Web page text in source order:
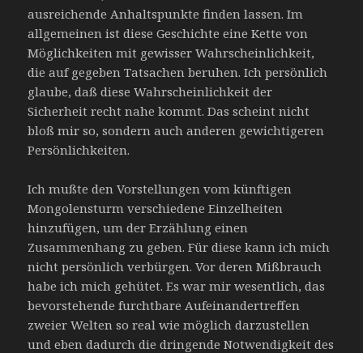
ausreichende Anhaltspunkte finden lassen. Im
allgemeinen ist diese Geschichte eine Kette von
Möglichkeiten mit gewisser Wahrscheinlichkeit,
die auf gegeben Tatsachen beruhen. Ich persönlich
glaube, daß diese Wahrscheinlichkeit der
Sicherheit recht nahe kommt. Das scheint nicht
bloß mir so, sondern auch anderen gewichtigeren
Persönlichkeiten.
Ich mußte den Vorstellungen vom künftigen
Mongolensturm verschiedene Einzelheiten
hinzufügen, um der Erzählung einen
Zusammenhang zu geben. Für diese kann ich mich
nicht persönlich verbürgen. Vor deren Mißbrauch
habe ich mich gehütet. Es war mir wesentlich, das
bevorstehende furchtbare Aufeinandertreffen
zweier Welten so real wie möglich darzustellen
und eben dadurch die dringende Notwendigkeit des